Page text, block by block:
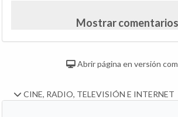
Mostrar
Abrir página en versión
CINE, RADIO, TELEVISIÓN E INTERNET